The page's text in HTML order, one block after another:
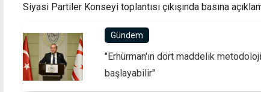
Siyasi Partiler Konseyi toplantısı çıkışında basına
Gündem
"Erhürman'ın dört maddelik
başlayabilir"